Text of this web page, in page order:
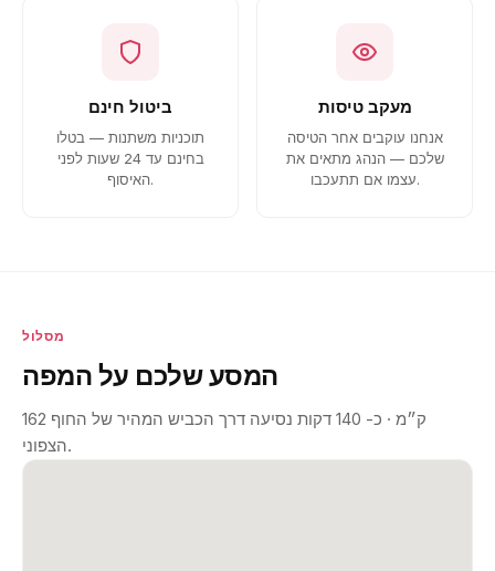
ביטול חינם
תוכניות משתנות — בטלו
בחינם עד 24 שעות לפני
האיסוף.
מעקב טיסות
אנחנו עוקבים אחר הטיסה
שלכם — הנהג מתאים את
עצמו אם תתעכבו.
מסלול
המסע שלכם על המפה
162 ק״מ · כ- 140 דקות נסיעה דרך הכביש המהיר של החוף
הצפוני.